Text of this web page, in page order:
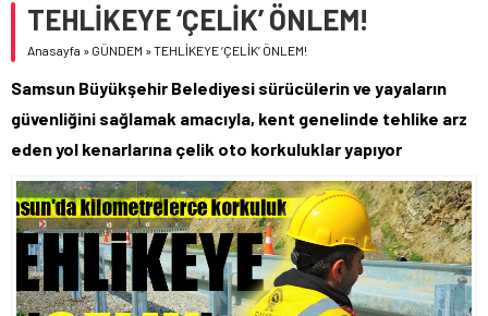
TEHLİKEYE ‘ÇELİK’ ÖNLEM!
Anasayfa » GÜNDEM »TEHLİKEYE ‘ÇELİK’ ÖNLEM!
Samsun Büyükşehir Belediyesi sürücülerin ve yayaların
güvenliğini sağlamak amacıyla, kent genelinde tehlike arz
eden yol kenarlarına çelik oto korkuluklar yapıyor